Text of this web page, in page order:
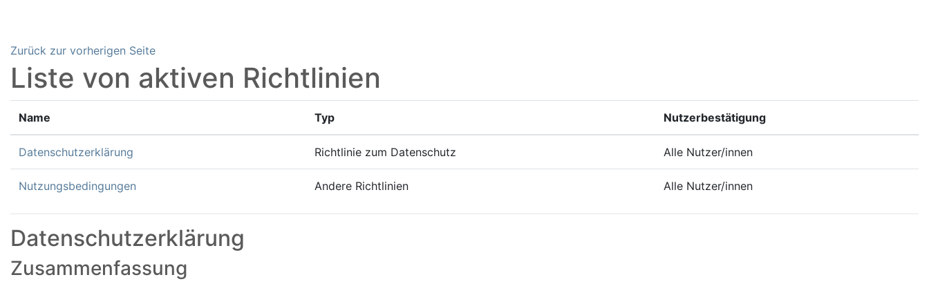
Zurück zur vorherigen Seite
Liste von aktiven Richtlinien
Name Typ Nutzerbestätigung
Datenschutzerklärung Richtlinie zum Datenschutz Alle Nutzer/innen
Nutzungsbedingungen Andere Richtlinien Alle Nutzer/innen
Datenschutzerklärung
Zusammenfassung